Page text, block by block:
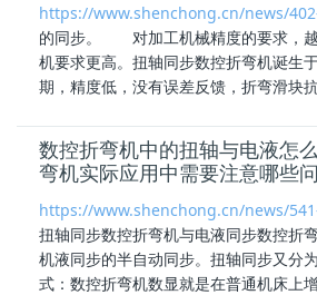
https://www.shenchong.cn/news/
的同步。 对加工机械精度的要求，越
机要求更高。 扭轴同步数控折弯机诞生
期，精度低，没有误差反馈，折弯滑块
数控折弯机中的扭轴与电液怎
弯机实际应用中需要注意哪些
https://www.shenchong.cn/news/
扭轴同步数控折弯机与电液同步数控折
机液同步的半自动同步。扭轴同步又分
式：数控折弯机数显就是在普通机床上